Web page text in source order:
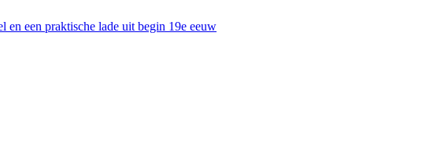
en een praktische lade uit begin 19e eeuw